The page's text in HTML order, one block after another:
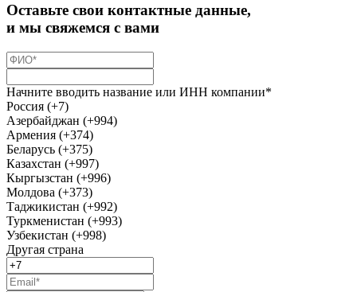
Оставьте свои контактные данные,
и мы свяжемся с вами
Начните вводить название или ИНН компании*
Россия (+7)
Азербайджан (+994)
Армения (+374)
Беларусь (+375)
Казахстан (+997)
Кыргызстан (+996)
Молдова (+373)
Таджикистан (+992)
Туркменистан (+993)
Узбекистан (+998)
Другая страна